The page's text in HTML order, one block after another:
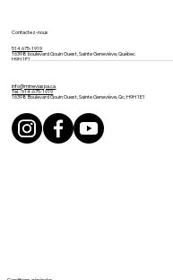
Contactez-nous
514 675-1919
16398 boulevard Gouin Ouest, Sainte Geneviève, Québec
H9H 1E1
info@mineviaspa.ca
Tél. : 514-675-1919
16398 Boulevard Gouin Ouest, Sainte Geneviève, Qc, H9H 1E1